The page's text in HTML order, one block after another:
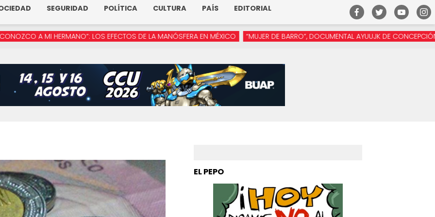
SEGURIDAD POLÍTICA CULTURA PAÍS
EDITORIAL
HERMANO”: LOS EFECTOS DE LA MANÓSFERA EN MÉXICO “MUJER DE BARRO”, DOCUMENTAL AYUUJK DE CONCEPCIÓN VÁSQUEZ
EL PEPO